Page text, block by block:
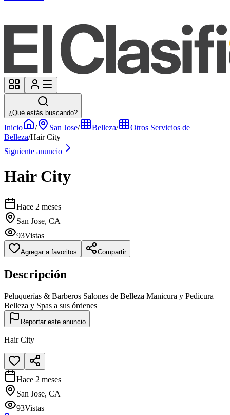
¿Qué estás buscando?
Inicio / San Jose/ Belleza/
Otros Servicios de
Belleza/Hair City
Siguiente anuncio
Hair City
Hace 2 meses
San Jose, CA
93Vistas
Agregar a favoritos Compartir
Descripción
Peluquerías & Barberos Salones de Belleza Manicura y Pedicura
Belleza y Spas a sus órdenes
Reportar este anuncio
Hair City
Hace 2 meses
San Jose, CA
93Vistas